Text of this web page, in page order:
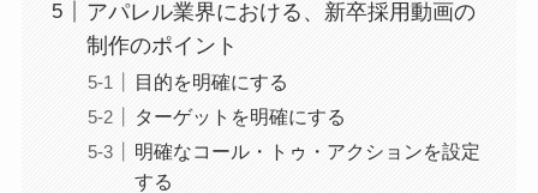
アパレル業界における、新卒採用動画の
制作のポイント
目的を明確にする
ターゲットを明確にする
明確なコール・トゥ・アクションを設定
する